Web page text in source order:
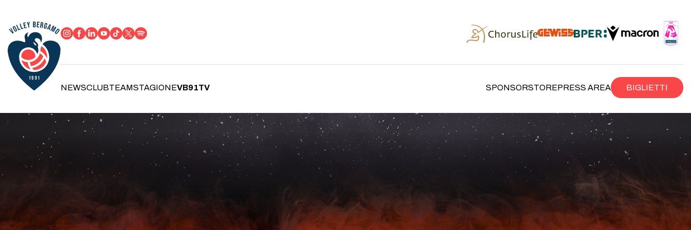
NEWSCLUBTEAMSTAGIONEVB91TV SPONSORSTOREPRESS AREA BIGLIETTI